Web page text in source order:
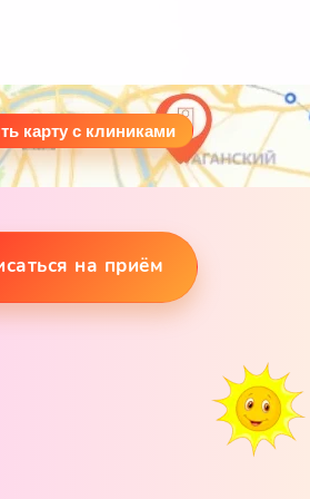
карту с клиниками
на приём